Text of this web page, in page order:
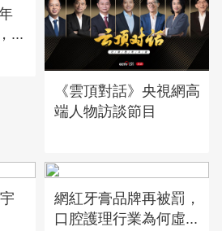
...
《雲頂對話》央視網高
端人物訪談節目
網紅牙膏品牌再被罰，
口腔護理行業為何虛...